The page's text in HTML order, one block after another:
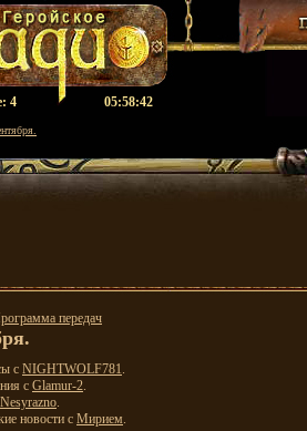
4 05:58:42
передач
с NIGHTWOLF781.
с Glamur-2.
Nesyrazno.
новости с Мирием.